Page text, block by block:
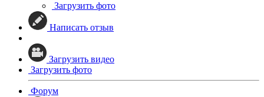
Загрузить фото
Написать отзыв
Загрузить видео
Загрузить фото
Форум